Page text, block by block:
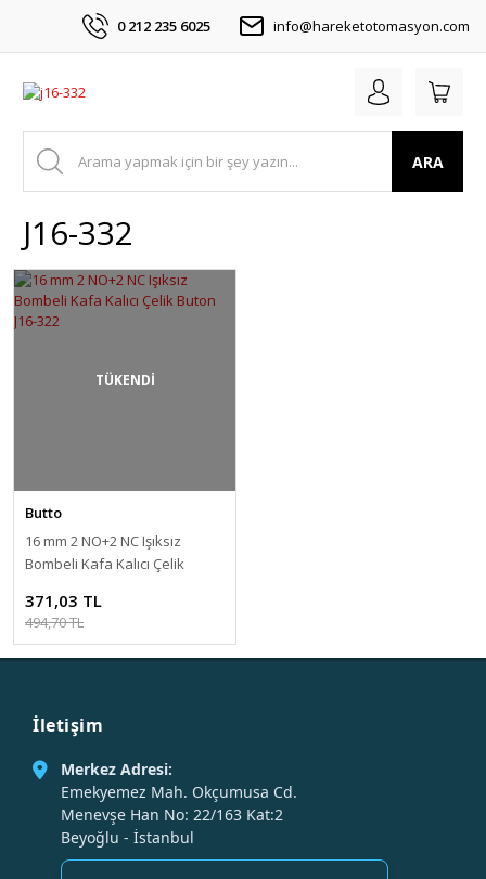
0 212 235 6025 info@hareketotomasyon.com
ARA
J16-332
TÜKENDİ
Butto
16 mm 2 NO+2 NC Işıksız
Bombeli Kafa Kalıcı Çelik
371,03 TL
494,70 TL
İletişim
Merkez Adresi:
Emekyemez Mah. Okçumusa Cd.
Menevşe Han No: 22/163 Kat:2
Beyoğlu - İstanbul